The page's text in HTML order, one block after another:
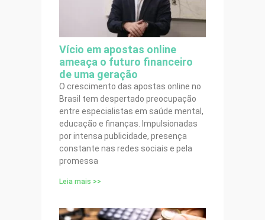
Vício em apostas online
ameaça o futuro financeiro
de uma geração
O crescimento das apostas online no
Brasil tem despertado preocupação
entre especialistas em saúde mental,
educação e finanças. Impulsionadas
por intensa publicidade, presença
constante nas redes sociais e pela
promessa
Leia mais >>